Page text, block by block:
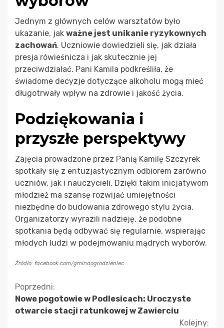
Jednym z głównych celów warsztatów było
ukazanie, jak ważne jest unikanie ryzykownych
zachowań. Uczniowie dowiedzieli się, jak działa
presja rówieśnicza i jak skutecznie jej
przeciwdziałać. Pani Kamila podkreśliła, że
świadome decyzje dotyczące alkoholu mogą mieć
długotrwały wpływ na zdrowie i jakość życia.
Podziękowania i
przyszłe perspektywy
Zajęcia prowadzone przez Panią Kamilę Szczyrek
spotkały się z entuzjastycznym odbiorem zarówno
uczniów, jak i nauczycieli. Dzięki takim inicjatywom
młodzież ma szansę rozwijać umiejętności
niezbędne do budowania zdrowego stylu życia.
Organizatorzy wyrazili nadzieję, że podobne
spotkania będą odbywać się regularnie, wspierając
młodych ludzi w podejmowaniu mądrych wyborów.
Źródło: facebook.com/gminaogrodzieniec
Kontynuuj
czytanie
Poprzedni:
Nowe pogotowie w Podlesicach: Uroczyste
otwarcie stacji ratunkowej w Zawierciu
Kolejny: